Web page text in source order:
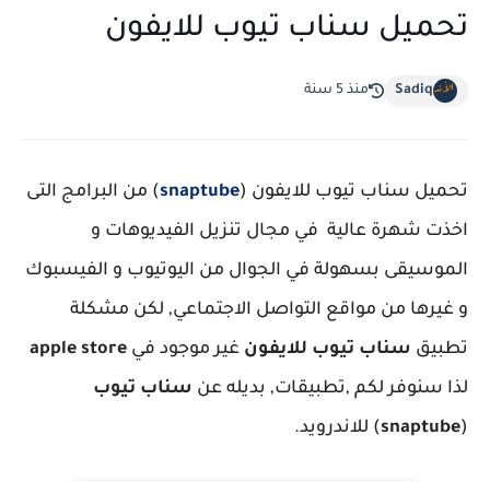
تحميل سناب تيوب للايفون
Sadiq منذ 5 سنة
تحميل سناب تيوب للايفون (
snaptube) من البرامج التى
اخذت شهرة عالية في مجال تنزيل الفيديوهات و
الموسيقى بسهولة في الجوال من اليوتيوب و الفيسبوك
و غيرها من مواقع التواصل الاجتماعي, لكن مشكلة
تطبيق سناب تيوب للايفون غير موجود في apple store
لذا سنوفر لكم ,تطبيقات, بديله عن سناب تيوب
(
snaptube) للاندرويد.